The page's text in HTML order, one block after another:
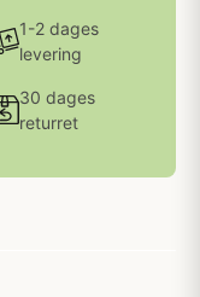
1-2 dages
levering
30 dages
returret